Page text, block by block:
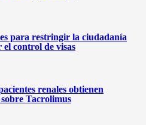
para restringir la ciudadanía
control de visas
renales obtienen
Tacrolimus